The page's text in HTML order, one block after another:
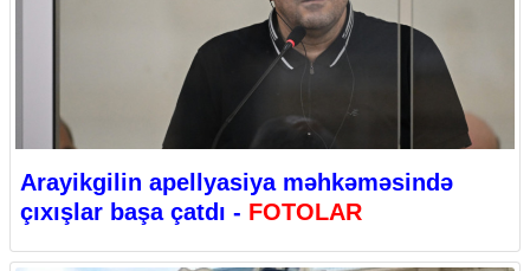
Arayikgilin apellyasiya məhkəməsində
çıxışlar başa çatdı - FOTOLAR